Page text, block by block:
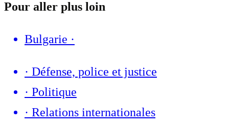
Pour aller plus loin
Bulgarie ·
· Défense, police et justice
· Politique
· Relations internationales